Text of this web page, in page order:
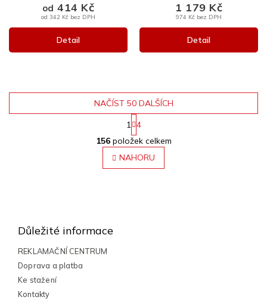
od 342 Kč bez DPH
od 414 Kč
Detail
974 Kč bez DPH
1 179 Kč
Detail
O
v
l
á
NAČÍST 50 DALŠÍCH
S
t
r
1
4
156položek celkem
NAHORU
Důležité informace
REKLAMAČNÍ CENTRUM
Doprava a platba
Ke stažení
Kontakty